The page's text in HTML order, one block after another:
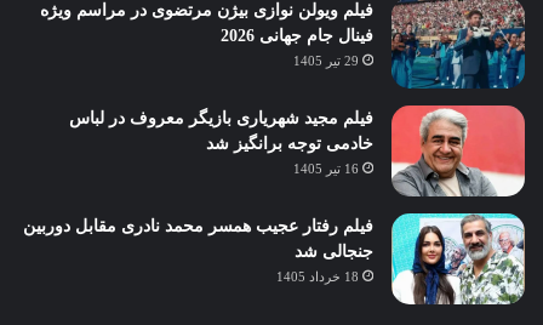
فیلم ویولن نوازی بیژن مرتضوی در مراسم ویژه
فینال جام جهانی 2026
29 تیر 1405
فیلم مجید شهریاری بازیگر معروف در لباس
خادمی توجه برانگیز شد
16 تیر 1405
فیلم رفتار عجیب همسر محمد نادری مقابل دوربین
جنجالی شد
18 خرداد 1405